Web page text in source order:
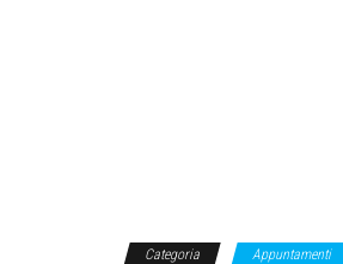
Categoria Appuntamenti